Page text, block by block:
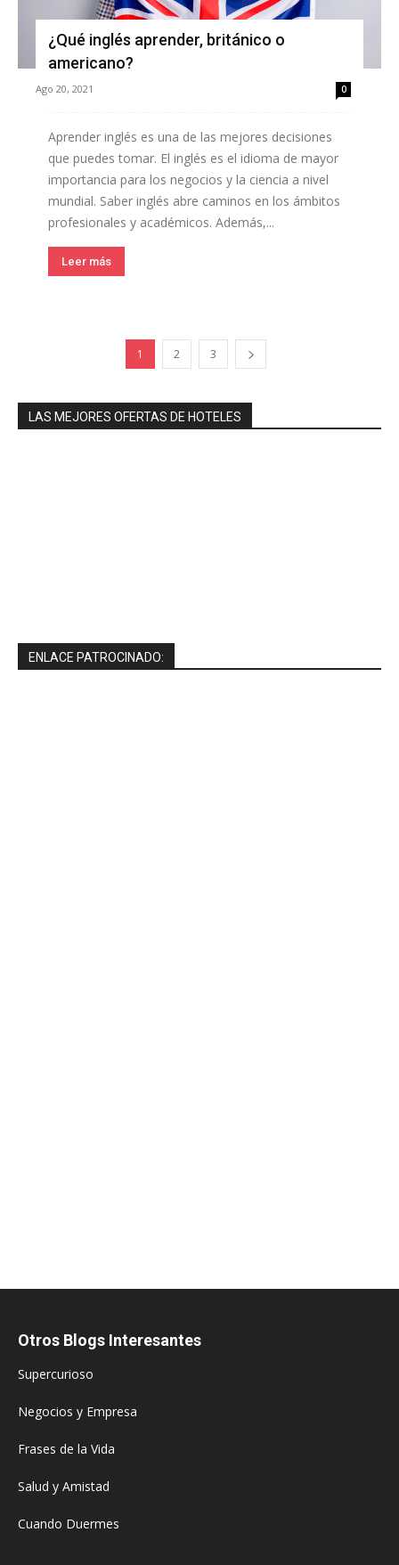
¿Qué inglés aprender, británico o
americano?
Ago 20, 2021 0
Aprender inglés es una de las mejores decisiones
que puedes tomar. El inglés es el idioma de mayor
importancia para los negocios y la ciencia a nivel
mundial. Saber inglés abre caminos en los ámbitos
profesionales y académicos. Además,...
Leer más
1 2 3
LAS MEJORES OFERTAS DE HOTELES
ENLACE PATROCINADO:
Otros Blogs Interesantes
Supercurioso
Negocios y Empresa
Frases de la Vida
Salud y Amistad
Cuando Duermes